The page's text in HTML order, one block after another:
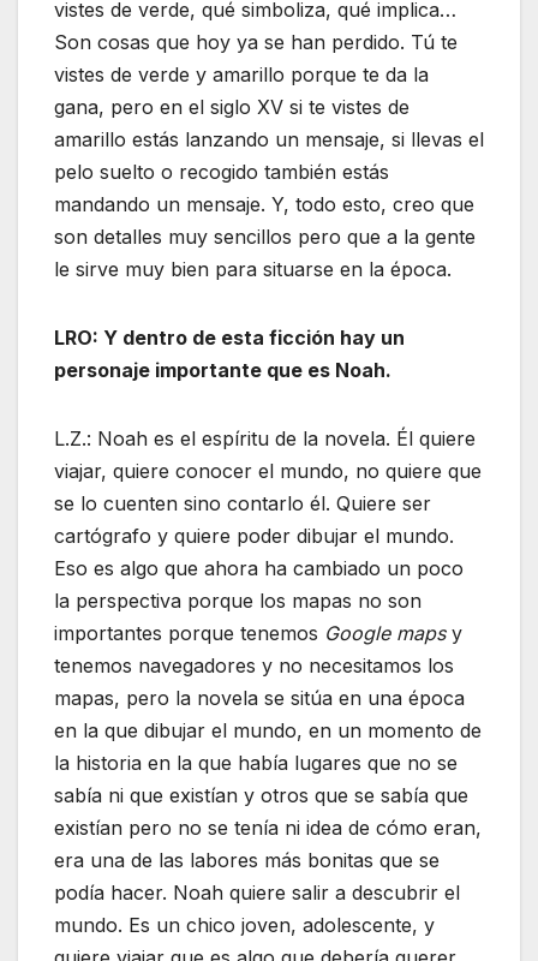
vistes de verde, qué simboliza, qué implica…
Son cosas que hoy ya se han perdido. Tú te
vistes de verde y amarillo porque te da la
gana, pero en el siglo XV si te vistes de
amarillo estás lanzando un mensaje, si llevas el
pelo suelto o recogido también estás
mandando un mensaje. Y, todo esto, creo que
son detalles muy sencillos pero que a la gente
le sirve muy bien para situarse en la época.
LRO: Y dentro de esta ficción hay un
personaje importante que es Noah.
L.Z.: Noah es el espíritu de la novela. Él quiere
viajar, quiere conocer el mundo, no quiere que
se lo cuenten sino contarlo él. Quiere ser
cartógrafo y quiere poder dibujar el mundo.
Eso es algo que ahora ha cambiado un poco
la perspectiva porque los mapas no son
importantes porque tenemos Google mapsy
tenemos navegadores y no necesitamos los
mapas, pero la novela se sitúa en una época
en la que dibujar el mundo, en un momento de
la historia en la que había lugares que no se
sabía ni que existían y otros que se sabía que
existían pero no se tenía ni idea de cómo eran,
era una de las labores más bonitas que se
podía hacer. Noah quiere salir a descubrir el
mundo. Es un chico joven, adolescente, y